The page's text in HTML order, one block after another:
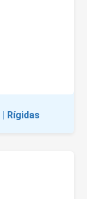
Rígidas